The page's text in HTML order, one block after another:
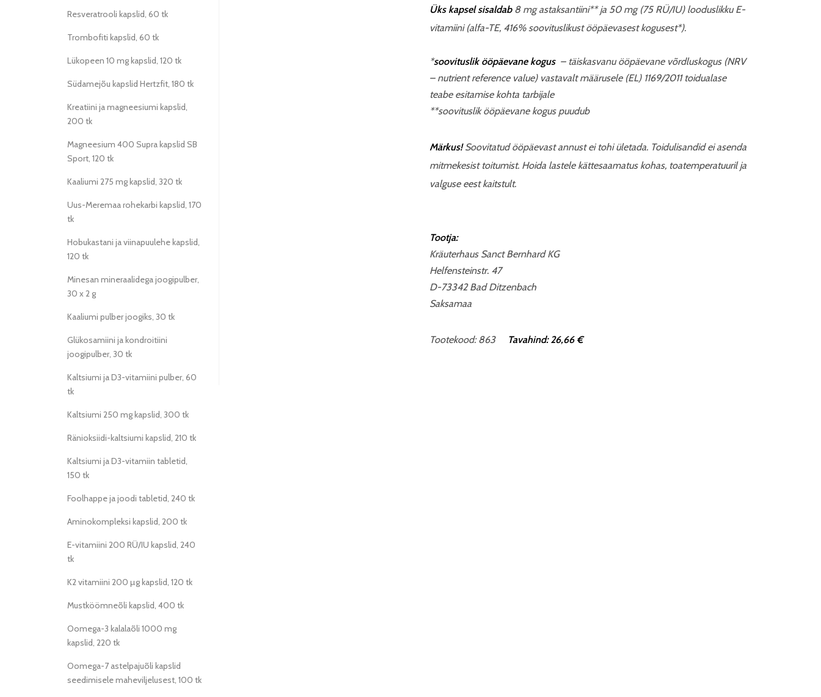
Resveratrooli kapslid, 60 tk
Trombofiti kapslid, 60 tk
Lükopeen 10 mg kapslid, 120 tk
Südamejõu kapslid Hertzfit, 180 tk
Kreatiini ja magneesiumi kapslid,
200 tk
Magneesium 400 Supra kapslid SB
Sport, 120 tk
Kaaliumi 275 mg kapslid, 320 tk
Uus-Meremaa rohekarbi kapslid, 170
tk
Hobukastani ja viinapuulehe kapslid,
120 tk
Minesan mineraalidega joogipulber,
30 x 2 g
Kaaliumi pulber joogiks, 30 tk
Glükosamiini ja kondroitiini
joogipulber, 30 tk
Kaltsiumi ja D3-vitamiini pulber, 60
tk
Kaltsiumi 250 mg kapslid, 300 tk
Ränioksiidi-kaltsiumi kapslid, 210 tk
Kaltsiumi ja D3-vitamiin tabletid,
150 tk
Foolhappe ja joodi tabletid, 240 tk
Aminokompleksi kapslid, 200 tk
E-vitamiini 200 RÜ/IU kapslid, 240
tk
K2 vitamiini 200 µg kapslid, 120 tk
Mustköömneõli kapslid, 400 tk
Oomega-3 kalalaõli 1000 mg
kapslid, 220 tk
Oomega-7 astelpajuõli kapslid
seedimisele maheviljelusest, 100 tk
Üks kapsel sisaldab8 mg astaksantiini** ja 50 mg (75 RÜ/IU) looduslikku E-
vitamiini (alfa-TE, 416% soovituslikust ööpäevasest kogusest*).
*soovituslik ööpäevane kogus –täiskasvanu ööpäevane võrdluskogus (NRV
–nutrient reference value) vastavalt määrusele (EL) 1169/2011 toidualase
teabe esitamise kohta tarbijale
**soovituslik ööpäevane kogus puudub
Märkus!Soovitatud ööpäevast annust ei tohi ületada. Toidulisandid ei asenda
mitmekesist toitumist. Hoida lastele kättesaamatus kohas, toatemperatuuril ja
valguse eest kaitstult.
Tootja:
Kräuterhaus Sanct Bernhard KG
Helfensteinstr. 47
D-73342 Bad Ditzenbach
Saksamaa
Tootekood: 863 Tavahind: 26,66 €